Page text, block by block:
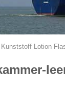
Kunststoff Lotion